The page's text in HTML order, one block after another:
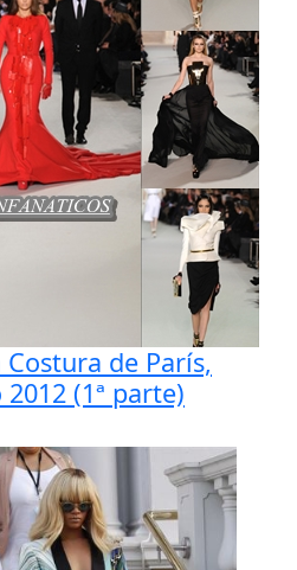
de París,
(1ª parte)